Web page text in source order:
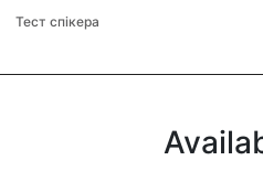
Тест спікера